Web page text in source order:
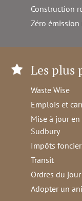
Construction
Zéro
Les plus
Waste Wise
Emplois et
Mise à jour
Sudbury
Impôts
Transit
Ordres du
Adopter un